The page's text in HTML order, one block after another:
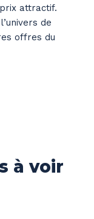
attractif.
de
offres du
à voir